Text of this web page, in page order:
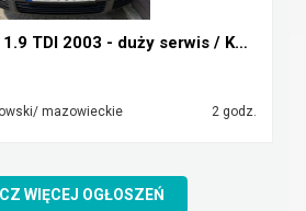
VW Passat Kombi 1.9 TDI 2003 - duży serwis / KOLOR...
mazowieckie 2 godz.
WIĘCEJ OGŁOSZEŃ